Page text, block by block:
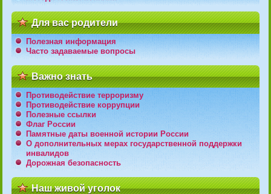
Для вас родители
Полезная информация
Часто задаваемые вопросы
Важно знать
Противодействие терроризму
Противодействие коррупции
Полезные ссылки
Флаг России
Памятные даты военной истории России
О дополнительных мерах государственной поддержки
инвалидов
Дорожная безопасность
Наш живой уголок